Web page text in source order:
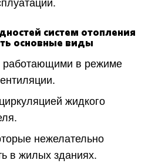
систем отопления
основные виды
в режиме
жидкого
нежелательно
в жилых зданиях.